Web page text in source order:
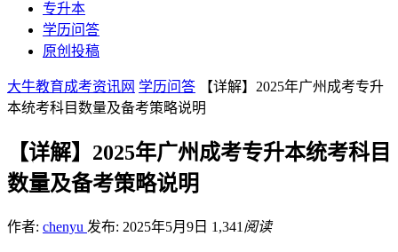
专升本
学历问答
原创投稿
大牛教育成考资讯网 学历问答
【详解】2025年广州成考专升
本统考科目数量及备考策略说明
【详解】2025年广州成考专升本统考科目
数量及备考策略说明
作者: chenyu 发布: 2025年5月9日 1,341 阅读